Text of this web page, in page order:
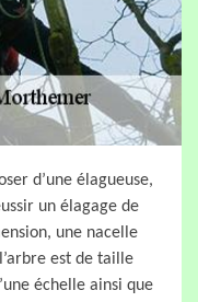
d’une élagueuse,
un élagage de
une nacelle
est de taille
échelle ainsi que